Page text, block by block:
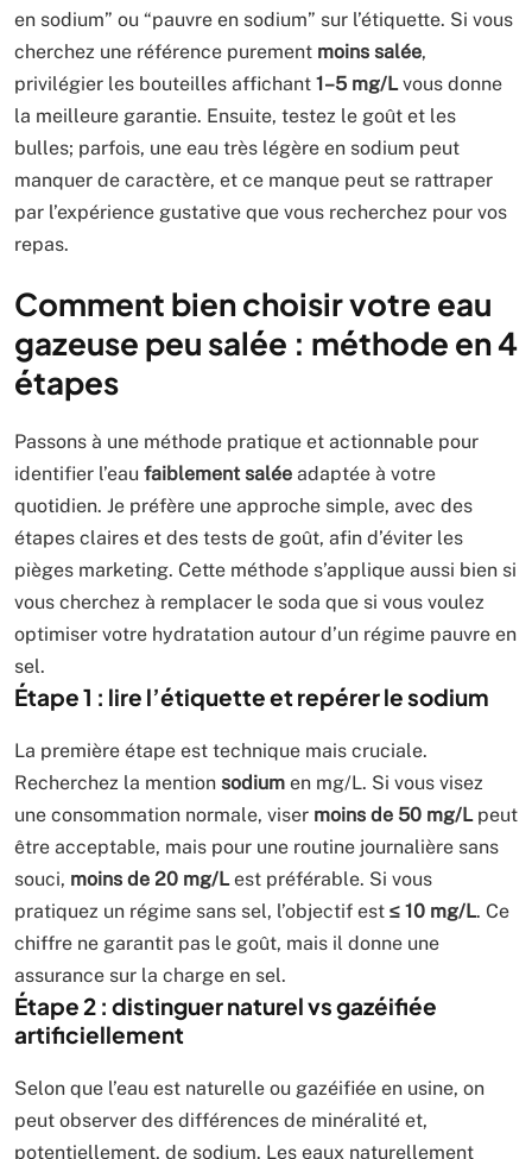
en sodium” ou “pauvre en sodium” sur l’étiquette. Si vous
cherchez une référence purement moins salée,
privilégier les bouteilles affichant 1–5 mg/Lvous donne
la meilleure garantie. Ensuite, testez le goût et les
bulles; parfois, une eau très légère en sodium peut
manquer de caractère, et ce manque peut se rattraper
par l’expérience gustative que vous recherchez pour vos
repas.
Comment bien choisir votre eau
gazeuse peu salée : méthode en 4
étapes
Passons à une méthode pratique et actionnable pour
identifier l’eau faiblement salée adaptée à votre
quotidien. Je préfère une approche simple, avec des
étapes claires et des tests de goût, afin d’éviter les
pièges marketing. Cette méthode s’applique aussi bien si
vous cherchez à remplacer le soda que si vous voulez
optimiser votre hydratation autour d’un régime pauvre en
sel.
Étape 1 : lire l’étiquette et repérer le sodium
La première étape est technique mais cruciale.
Recherchez la mention sodium en mg/L. Si vous visez
une consommation normale, viser moins de 50 mg/Lpeut
être acceptable, mais pour une routine journalière sans
souci, moins de 20 mg/Lest préférable. Si vous
pratiquez un régime sans sel, l’objectif est ≤ 10 mg/L. Ce
chiffre ne garantit pas le goût, mais il donne une
assurance sur la charge en sel.
Étape 2 : distinguer naturel vs gazéifiée
artificiellement
Selon que l’eau est naturelle ou gazéifiée en usine, on
peut observer des différences de minéralité et,
potentiellement, de sodium. Les eaux naturellement